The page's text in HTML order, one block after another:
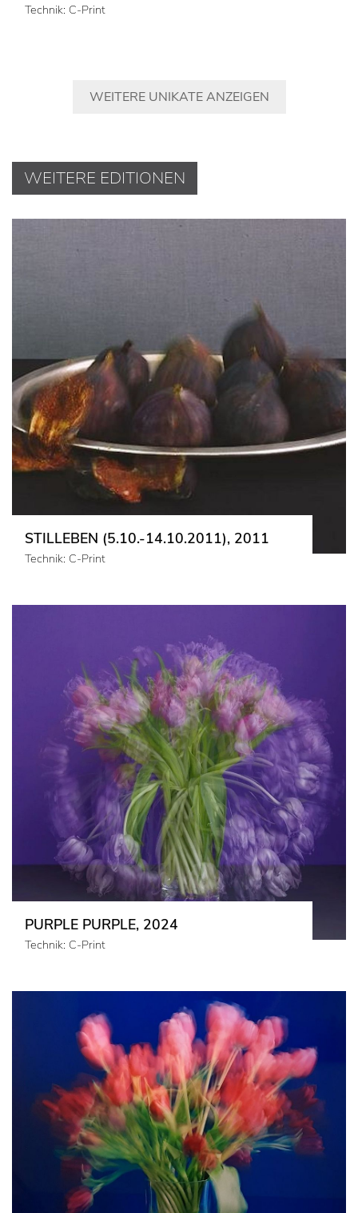
Technik: C-Print
WEITERE UNIKATE ANZEIGEN
WEITERE EDITIONEN
STILLEBEN (5.10.-14.10.2011), 2011
Technik: C-Print
PURPLE PURPLE, 2024
Technik: C-Print